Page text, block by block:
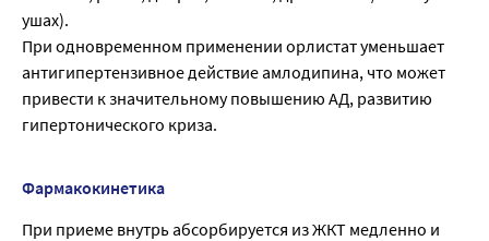
ушах).
При одновременном применении орлистат уменьшает
антигипертензивное действие амлодипина, что может
привести к значительному повышению АД, развитию
гипертонического криза.
Фармакокинетика
При приеме внутрь абсорбируется из ЖКТ медленно и